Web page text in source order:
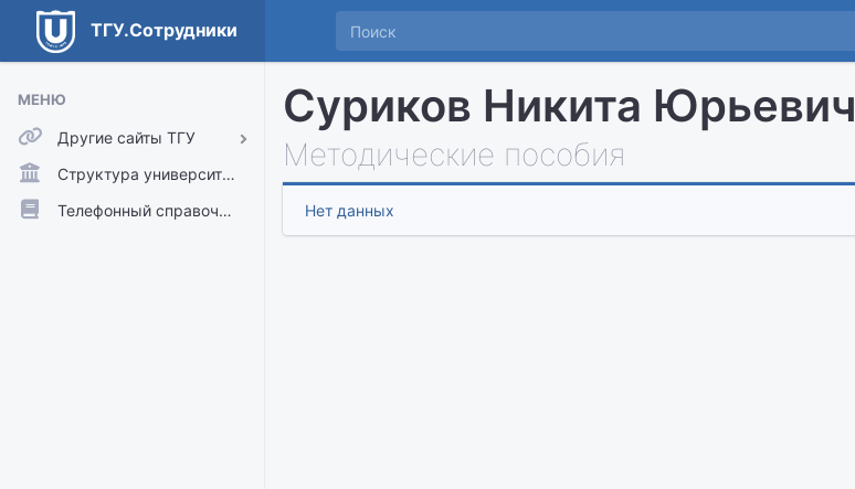
ТГУ.Сотрудники
МЕНЮ
Другие сайты ТГУ
ТГУ.Аккаунты
ТГУ.Расписание
Структура университета
Телефонный справочник
Суриков Никита Юрьевич
Методические пособия
Нет данных